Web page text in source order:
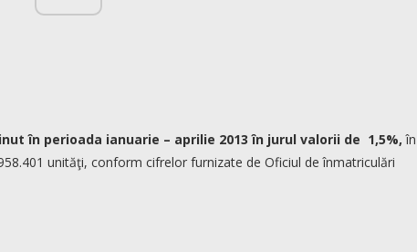
în perioada ianuarie – aprilie 2013 în jurul valorii de 1,5%, în
unităţi, conform cifrelor furnizate de Oficiul de înmatriculări